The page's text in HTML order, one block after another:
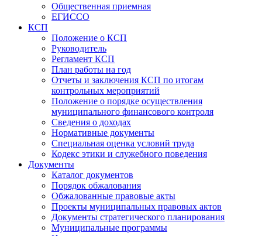
Общественная приемная
ЕГИССО
КСП
Положение о КСП
Руководитель
Регламент КСП
План работы на год
Отчеты и заключения КСП по итогам
контрольных мероприятий
Положение о порядке осуществления
муниципального финансового контроля
Сведения о доходах
Нормативные документы
Специальная оценка условий труда
Кодекс этики и служебного поведения
Документы
Каталог документов
Порядок обжалования
Обжалованные правовые акты
Проекты муниципальных правовых актов
Документы стратегического планирования
Муниципальные программы